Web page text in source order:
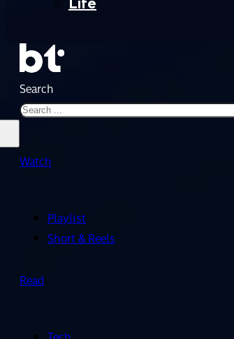
Life
Search
Watch
Playlist
Short & Reels
Read